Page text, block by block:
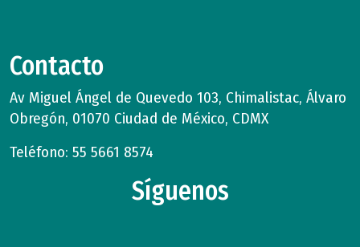
Contacto
Av Miguel Ángel de Quevedo 103, Chimalistac, Álvaro
Obregón, 01070 Ciudad de México, CDMX
Teléfono: 55 5661 8574
Síguenos